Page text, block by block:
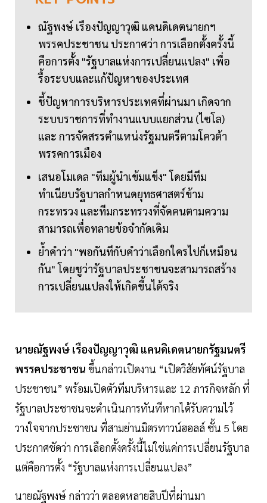
ณัฐพงษ์ เรืองปัญญาวุฒิ แคนดิเดตนายกฯ
พรรคประชาชน ประกาศว่า การเลือกตั้งครั้งนี้
คือการตั้ง "รัฐบาลแห่งการเปลี่ยนแปลง" เพื่อ
รื้อระบบและแก้ปัญหาของประเทศ
ชี้ปัญหาการบริหารประเทศที่ผ่านมา เกิดจาก
ระบบราชการที่ทำงานแบบแยกส่วน (ไซโล)
และ การจัดสรรตำแหน่งรัฐมนตรีตามโควต้า
พรรคการเมือง
เสนอโมเดล "ทีมผู้นำเข้มแข็ง" โดยมีทีม
ทำเนียบรัฐบาลกำหนดยุทธศาสตร์ข้าม
กระทรวง และทีมกระทรวงที่จัดคนตามความ
สามารถเพื่อทลายข้อจำกัดเดิม
ย้ำคำว่า "พอกันทีกับคำว่าเลือกใครไปก็เหมือน
กัน" โดยชูว่ารัฐบาลประชาชนจะสามารถสร้าง
การเปลี่ยนแปลงให้เกิดขึ้นได้จริง
นายณัฐพงษ์ เรืองปัญญาวุฒิ แคนดิเดตนายกรัฐมนตรี
พรรคประชาชน ขึ้นกล่าวเปิดงาน “เปิดวิสัยทัศน์รัฐบาล
ประชาชน” พร้อมเปิดตัวทีมบริหารและ 12 ภารกิจหลัก ที่
รัฐบาลประชาชนจะดำเนินการทันทีหากได้รับความไว้
วางใจจากประชาชน ที่สามย่านมิตรทาวน์ฮอลล์ ชั้น 5 โดย
ประกาศชัดว่า การเลือกตั้งครั้งนี้ไม่ใช่แค่การเปลี่ยนรัฐบาล
แต่คือการตั้ง “รัฐบาลแห่งการเปลี่ยนแปลง”
นายณัฐพงษ์ กล่าวว่า ตลอดหลายสิบปีที่ผ่านมา